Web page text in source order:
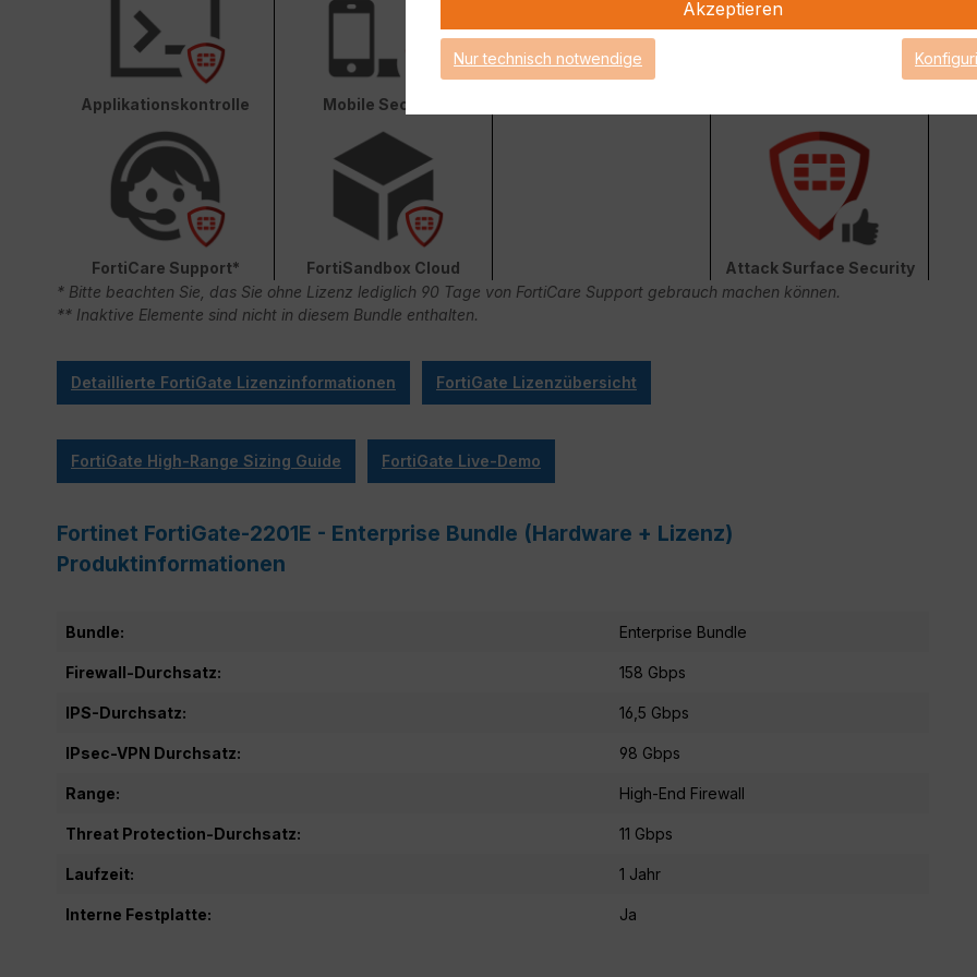
Applikationskontrolle Mobile Security
FortiCare Support* FortiSandbox Cloud
Attack Surface Security
* Bitte beachten Sie, das Sie ohne Lizenz lediglich 90 Tage von FortiCare Support gebrauch machen können.
** Inaktive Elemente sind nicht in diesem Bundle enthalten.
Detaillierte FortiGate Lizenzinformationen FortiGate Lizenzübersicht
FortiGate High-Range Sizing Guide FortiGate Live-Demo
Fortinet FortiGate-2201E - Enterprise Bundle (Hardware + Lizenz)
Produktinformationen
Bundle: Enterprise Bundle
Firewall-Durchsatz: 158 Gbps
IPS-Durchsatz: 16,5 Gbps
IPsec-VPN Durchsatz: 98 Gbps
Range: High-End Firewall
Threat Protection-Durchsatz: 11 Gbps
Laufzeit: 1 Jahr
Interne Festplatte: Ja
Akzeptieren
Nur technisch notwendige